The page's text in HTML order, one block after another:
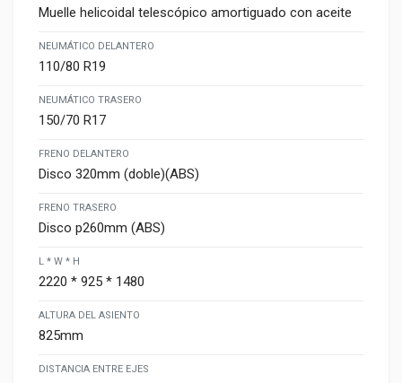
Muelle helicoidal telescópico amortiguado con aceite
NEUMÁTICO DELANTERO
110/80 R19
NEUMÁTICO TRASERO
150/70 R17
FRENO DELANTERO
Disco 320mm (doble)(ABS)
FRENO TRASERO
Disco p260mm (ABS)
L * W * H
2220 * 925 * 1480
ALTURA DEL ASIENTO
825mm
DISTANCIA ENTRE EJES